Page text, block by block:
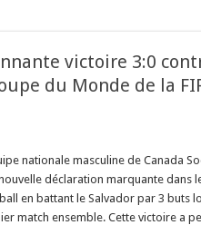
victoire 3:0
du Monde de la
nationale masculine de Canada
déclaration marquante dans
en battant le Salvador par 3 buts
match ensemble. Cette victoire a